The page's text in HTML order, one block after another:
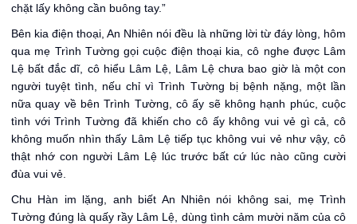
chặt lấy không cần buông tay.”
Bên kia điện thoại, An Nhiên nói đều là những lời từ đáy lòng, hôm
qua mẹ Trình Tường gọi cuộc điện thoại kia, cô nghe được Lâm
Lệ bất đắc dĩ, cô hiểu Lâm Lệ, Lâm Lệ chưa bao giờ là một con
người tuyệt tình, nếu chỉ vì Trình Tường bị bệnh nặng, một lần
nữa quay về bên Trình Tường, cô ấy sẽ không hạnh phúc, cuộc
tình với Trình Tường đã khiến cho cô ấy không vui vẻ gì cả, cô
không muốn nhìn thấy Lâm Lệ tiếp tục không vui vẻ như vậy, cô
thật nhớ con người Lâm Lệ lúc trước bất cứ lúc nào cũng cười
đùa vui vẻ.
Chu Hàn im lặng, anh biết An Nhiên nói không sai, mẹ Trình
Tường đúng là quấy rầy Lâm Lệ, dùng tình cảm mười năm của cô